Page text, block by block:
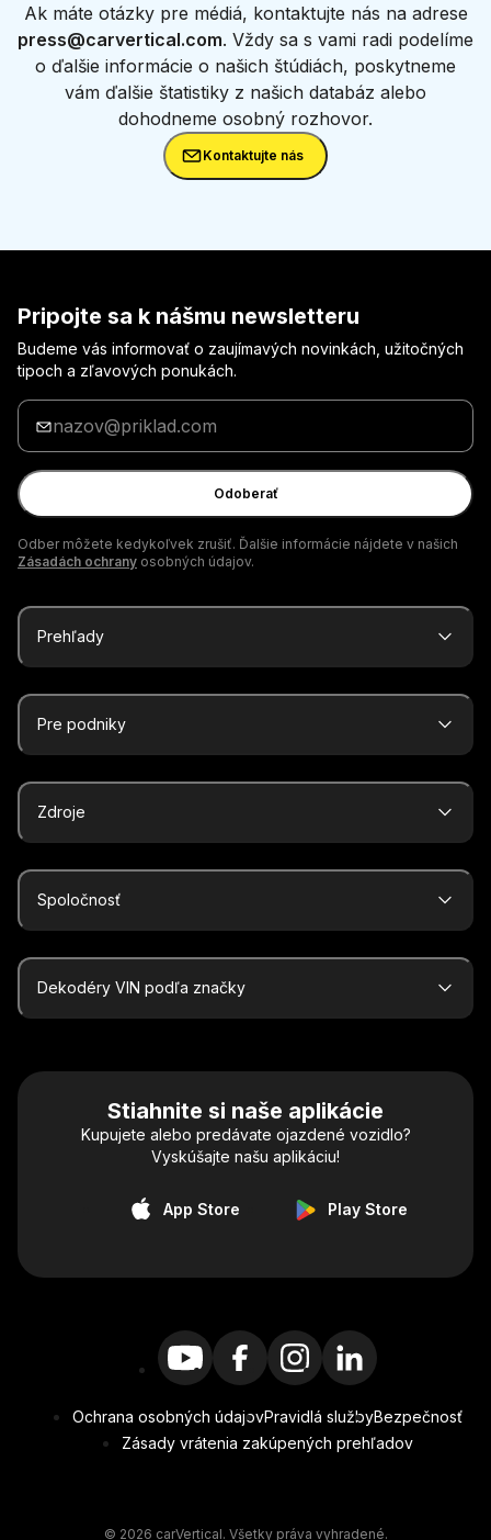
Ak máte otázky pre médiá, kontaktujte nás na adrese
press@carvertical.com. Vždy sa s vami radi podelíme
o ďalšie informácie o našich štúdiách, poskytneme
vám ďalšie štatistiky z našich databáz alebo
dohodneme osobný rozhovor.
Kontaktujte nás
Pripojte sa k nášmu newsletteru
Budeme vás informovať o zaujímavých novinkách, užitočných
tipoch a zľavových ponukách.
Zadajte
svoj
e-
mail
Odoberať
Odber môžete kedykoľvek zrušiť. Ďalšie informácie nájdete v našich
Zásadách ochrany osobných údajov.
Prehľady
Pre podniky
Zdroje
Spoločnosť
Dekodéry VIN podľa značky
Stiahnite si naše aplikácie
Kupujete alebo predávate ojazdené vozidlo?
Vyskúšajte našu aplikáciu!
App Store Play Store
Ochrana osobných údajovPravidlá službyBezpečnosť
Zásady vrátenia zakúpených prehľadov
© 2026 carVertical. Všetky práva vyhradené.